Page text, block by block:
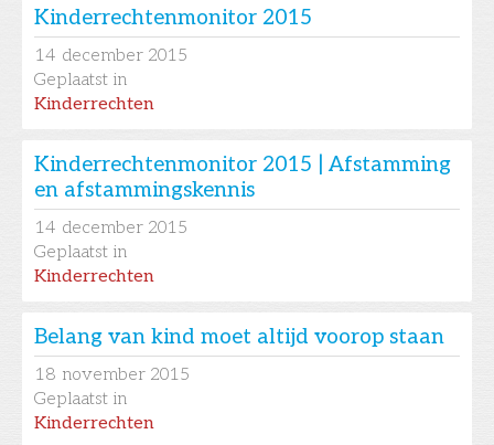
Kinderrechtenmonitor 2015
14 december 2015
Geplaatst in
Kinderrechten
Kinderrechtenmonitor 2015 | Afstamming
en afstammingskennis
14 december 2015
Geplaatst in
Kinderrechten
Belang van kind moet altijd voorop staan
18 november 2015
Geplaatst in
Kinderrechten